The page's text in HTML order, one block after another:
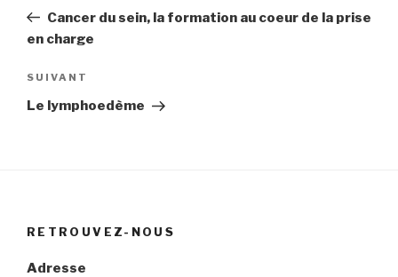
l’article
précédent
Cancer du sein, la formation au coeur de la prise
en charge
Article
suivant
SUIVANT
Le lymphoedème
RETROUVEZ-NOUS
Adresse